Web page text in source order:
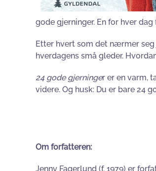
gode gjerninger. En for hver
Etter hvert som det nærmer seg
hverdagens små gleder.
24 gode gjerninger er en varm,
videre. Og husk: Du er bare 24
Om forfatteren:
Jenny Fagerlund (f. 1979) er